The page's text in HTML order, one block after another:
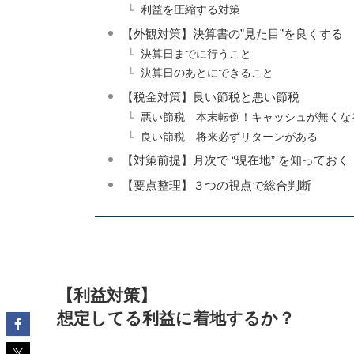
利益を圧縮する対策
【外観対策】決算書の”見た目”を良くする
決算日までに行うこと
決算日のあとにできること
【税金対策】良い節税と悪い節税
悪い節税 本末転倒！キャッシュが無くな
良い節税 将来必ずリターンがある
【対策前提】月次で “現在地” を知っておく
【要点整理】３つの視点で総合判断
【利益対策】
想定してる利益に着地するか？